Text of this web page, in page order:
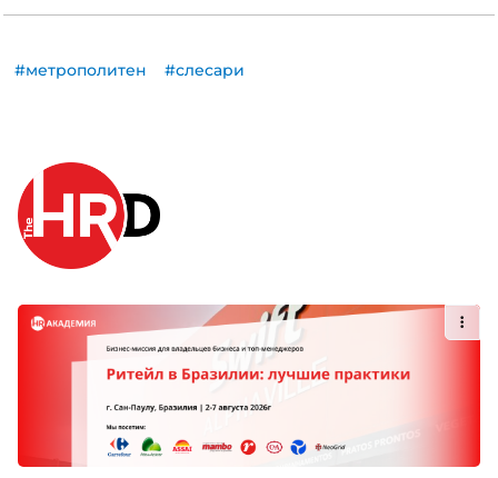
#метрополитен #слесари